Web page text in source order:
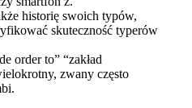
historię swoich typów,
skuteczność typerów
order to” “zakład
zwany często